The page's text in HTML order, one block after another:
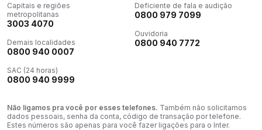
Capitais e regiões
metropolitanas
3003 4070
Demais localidades
0800 940 0007
SAC (24 horas)
0800 940 9999
Deficiente de fala e audição
0800 979 7099
Ouvidoria
0800 940 7772
Não ligamos pra você por esses telefones. Também não solicitamos
dados pessoais, senha da conta, código de transação por telefone.
Estes números são apenas para você fazer ligações para o Inter.